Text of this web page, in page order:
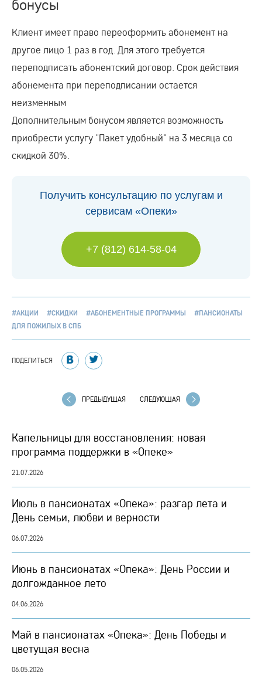
бонусы
Клиент имеет право переоформить абонемент на
другое лицо 1 раз в год. Для этого требуется
переподписать абонентский договор. Срок действия
абонемента при переподписании остается
неизменным
Дополнительным бонусом является возможность
приобрести услугу "Пакет удобный" на 3 месяца со
скидкой 30%.
Получить консультацию по услугам и
сервисам «Опеки»
+7 (812) 614-58-04
#АКЦИИ #СКИДКИ #АБОНЕМЕНТНЫЕ ПРОГРАММЫ
#ПАНСИОНАТЫ
ДЛЯ ПОЖИЛЫХ В СПБ
ПОДЕЛИТЬСЯ
ПРЕДЫДУЩАЯ СЛЕДУЮЩАЯ
Капельницы для восстановления: новая
программа поддержки в «Опеке»
21.07.2026
Июль в пансионатах «Опека»: разгар лета и
День семьи, любви и верности
06.07.2026
Июнь в пансионатах «Опека»: День России и
долгожданное лето
04.06.2026
Май в пансионатах «Опека»: День Победы и
цветущая весна
06.05.2026